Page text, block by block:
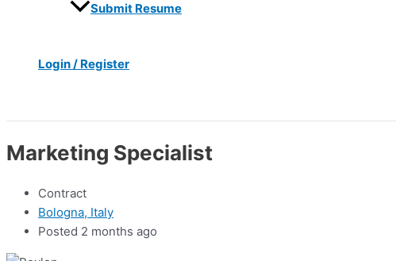
Submit Resume
Login / Register
Marketing Specialist
Contract
Bologna, Italy
Posted 2 months ago